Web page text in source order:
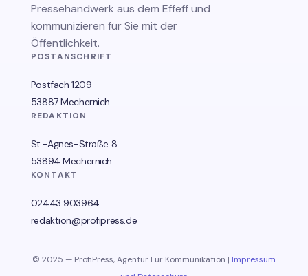
Pressehandwerk aus dem Effeff und
kommunizieren für Sie mit der
Öffentlichkeit.
POSTANSCHRIFT
Postfach 1209
53887 Mechernich
REDAKTION
St.-Agnes-Straße 8
53894 Mechernich
KONTAKT
02443 903964
redaktion@profipress.de
© 2025 — ProfiPress, Agentur Für Kommunikation | Impressum